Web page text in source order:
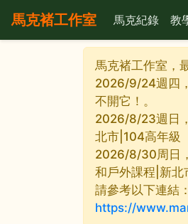
馬克褚工作室 馬克紀錄 教
馬克褚工作室，
2026/9/24週四
不開它！。
2026/8/23週日
北市|104高年級
2026/8/30周日
和戶外課程|新北
請參考以下連結：
https://